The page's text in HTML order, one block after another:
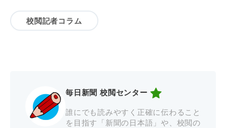
校閲記者コラム
毎日新聞 校閲センター
誰にでも読みやすく正確に伝わること
を目指す「新聞の日本語」や、校閲の